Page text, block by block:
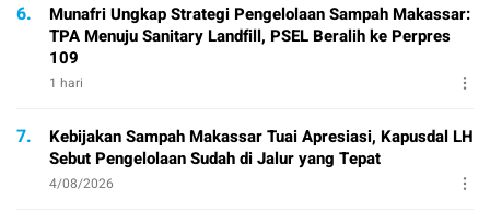
6.
Munafri Ungkap Strategi Pengelolaan Sampah Makassar:
TPA Menuju Sanitary Landfill, PSEL Beralih ke Perpres
109
1 hari
7.
Kebijakan Sampah Makassar Tuai Apresiasi, Kapusdal LH
Sebut Pengelolaan Sudah di Jalur yang Tepat
4/08/2026